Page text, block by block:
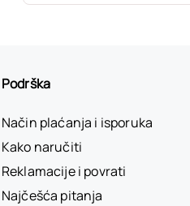
Podrška
Način plaćanja i isporuka
Kako naručiti
Reklamacije i povrati
Najčešća pitanja